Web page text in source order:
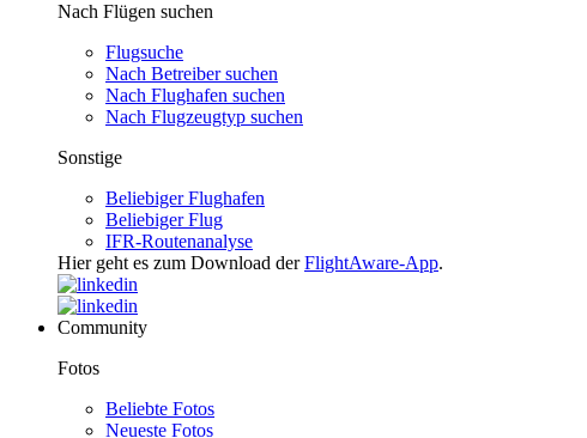
Nach Flügen suchen
Flugsuche
Nach Betreiber suchen
Nach Flughafen suchen
Nach Flugzeugtyp suchen
Sonstige
Beliebiger Flughafen
Beliebiger Flug
IFR-Routenanalyse
Hier geht es zum Download derFlightAware-App.
Community
Fotos
Beliebte Fotos
Neueste Fotos